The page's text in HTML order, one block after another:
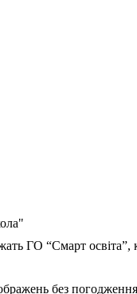
ГО “Смарт освіта”,
без